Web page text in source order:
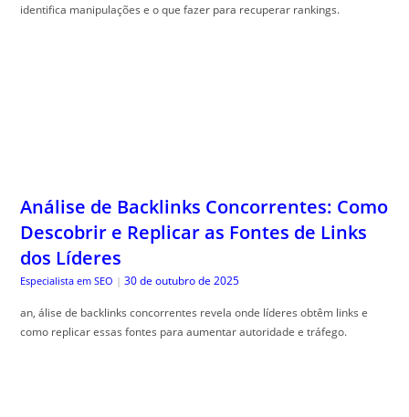
identifica manipulações e o que fazer para recuperar rankings.
Análise de Backlinks Concorrentes: Como
Descobrir e Replicar as Fontes de Links
dos Líderes
Especialista em SEO | 30 de outubro de 2025
an, álise de backlinks concorrentes revela onde líderes obtêm links e
como replicar essas fontes para aumentar autoridade e tráfego.